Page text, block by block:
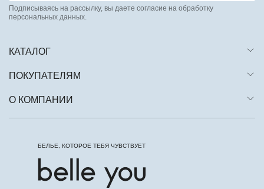
КАТАЛОГ
ПОКУПАТЕЛЯМ
О КОМПАНИИ
Подписываясь на рассылку, вы даете согласие на обработку
персональных данных.
БЕЛЬЕ, КОТОРОЕ ТЕБЯ ЧУВСТВУЕТ